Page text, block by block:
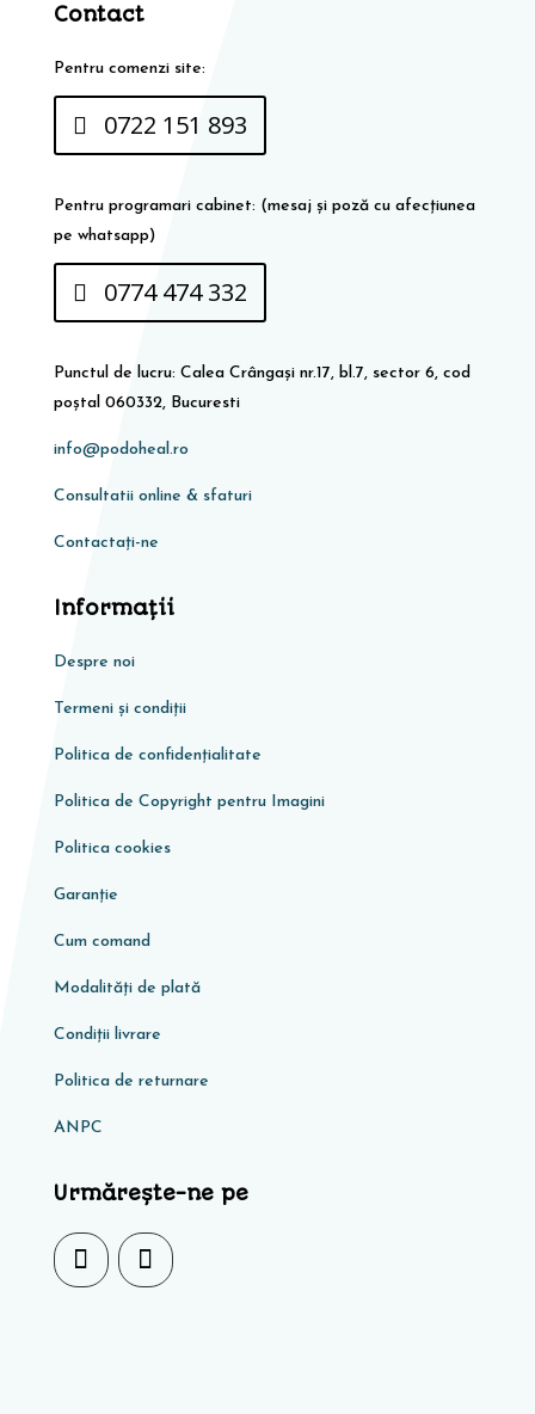
Contact
Pentru comenzi site:
0722 151 893
Pentru programari cabinet: (mesaj și poză cu afecțiunea
pe whatsapp)
0774 474 332
Punctul de lucru: Calea Crângași nr.17, bl.7, sector 6, cod
poștal 060332, Bucuresti
info@podoheal.ro
Consultatii online & sfaturi
Contactați-ne
Informaţii
Despre noi
Termeni și condiții
Politica de confidențialitate
Politica de Copyright pentru Imagini
Politica cookies
Garanţie
Cum comand
Modalități de plată
Condiţii livrare
Politica de returnare
ANPC
Urmărește-ne pe